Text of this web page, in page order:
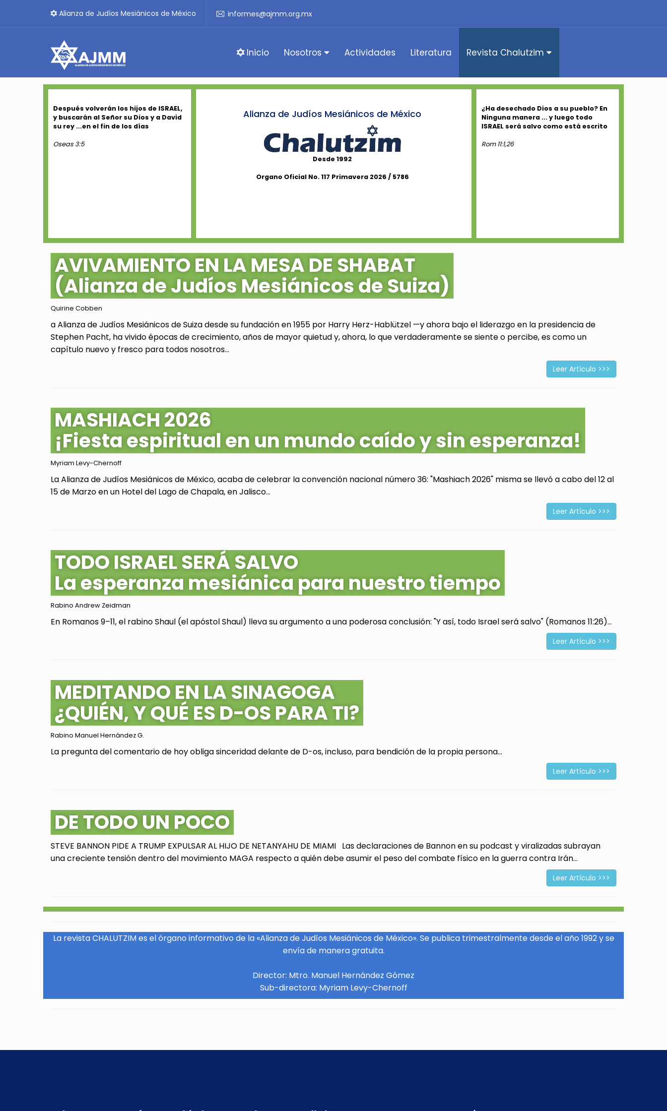
Alianza de Judíos Mesiánicos de México informes@ajmm.org.mx
Inicio Nosotros Actividades Literatura Revista Chalutzim
Después volverán los hijos de ISRAEL,
y buscarán al Señor su Dios y a David
su rey ...en el fin de los días
Oseas 3:5
Alianza de Judíos Mesiánicos de México
Desde 1992
Organo Oficial No. 117 Primavera 2026 / 5786
¿Ha desechado Dios a su pueblo? En
Ninguna manera ... y luego todo
ISRAEL será salvo como está escrito
Rom 11:1,26
AVIVAMIENTO EN LA MESA DE SHABAT
(Alianza de Judíos Mesiánicos de Suiza)
Quirine Cobben
a Alianza de Judíos Mesiánicos de Suiza desde su fundación en 1955 por Harry Herz-Hablützel —y ahora bajo el liderazgo en la presidencia de
Stephen Pacht, ha vivido épocas de crecimiento, años de mayor quietud y, ahora, lo que verdaderamente se siente o percibe, es como un
capítulo nuevo y fresco para todos nosotros...
Leer Artículo >>>
MASHIACH 2026
¡Fiesta espiritual en un mundo caído y sin esperanza!
Myriam Levy-Chernoff
La Alianza de Judíos Mesiánicos de México, acaba de celebrar la convención nacional número 36: "Mashiach 2026" misma se llevó a cabo del 12 al
15 de Marzo en un Hotel del Lago de Chapala, en Jalisco...
Leer Artículo >>>
TODO ISRAEL SERÁ SALVO
La esperanza mesiánica para nuestro tiempo
Rabino Andrew Zeidman
En Romanos 9–11, el rabino Shaul (el apóstol Shaul) lleva su argumento a una poderosa conclusión: "Y así, todo Israel será salvo" (Romanos 11:26)...
Leer Artículo >>>
MEDITANDO EN LA SINAGOGA
¿QUIÉN, Y QUÉ ES D-OS PARA TI?
Rabino Manuel Hernández G.
La pregunta del comentario de hoy obliga sinceridad delante de D-os, incluso, para bendición de la propia persona...
Leer Artículo >>>
DE TODO UN POCO
STEVE BANNON PIDE A TRUMP EXPULSAR AL HIJO DE NETANYAHU DE MIAMI Las declaraciones de Bannon en su podcast y viralizadas subrayan
una creciente tensión dentro del movimiento MAGA respecto a quién debe asumir el peso del combate físico en la guerra contra Irán...
Leer Artículo >>>
La revista CHALUTZIM es el órgano informativo de la «Alianza de Judíos Mesiánicos de México». Se publica trimestralmente desde el año 1992 y se
envía de manera gratuita.
Director: Mtro. Manuel Hernández Gómez
Sub-directora: Myriam Levy-Chernoff